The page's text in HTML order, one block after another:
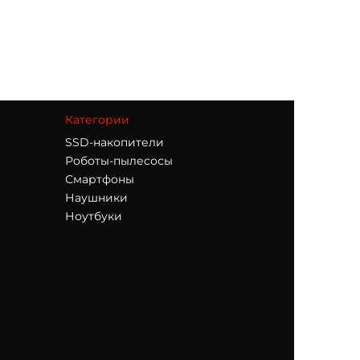
Категории
SSD-накопители
Роботы-пылесосы
Смартфоны
Наушники
Ноутбуки